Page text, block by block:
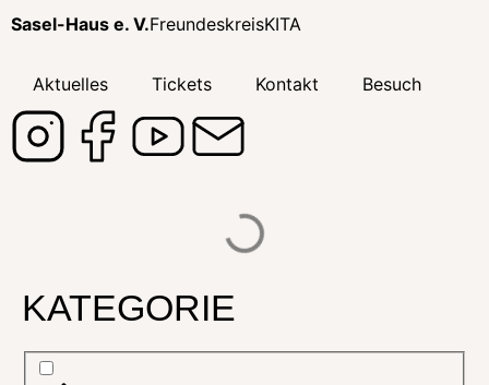
Sasel-Haus e. V.FreundeskreisKITA
Aktuelles Tickets Kontakt Besuch
KATEGORIE